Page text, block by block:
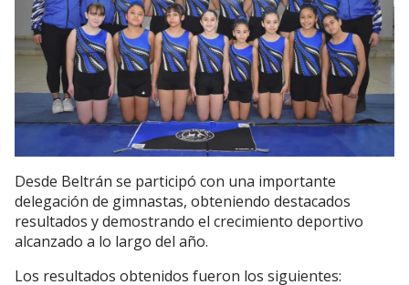
Desde Beltrán se participó con una importante
delegación de gimnastas, obteniendo destacados
resultados y demostrando el crecimiento deportivo
alcanzado a lo largo del año.
Los resultados obtenidos fueron los siguientes: